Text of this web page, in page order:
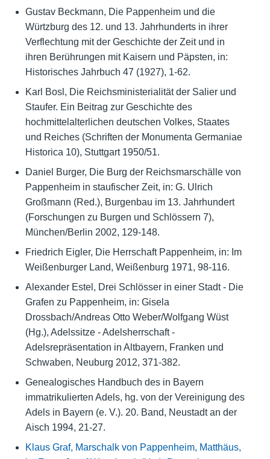
Gustav Beckmann, Die Pappenheim und die
Würtzburg des 12. und 13. Jahrhunderts in ihrer
Verflechtung mit der Geschichte der Zeit und in
ihren Berührungen mit Kaisern und Päpsten, in:
Historisches Jahrbuch 47 (1927), 1-62.
Karl Bosl, Die Reichsministerialität der Salier und
Staufer. Ein Beitrag zur Geschichte des
hochmittelalterlichen deutschen Volkes, Staates
und Reiches (Schriften der Monumenta Germaniae
Historica 10), Stuttgart 1950/51.
Daniel Burger, Die Burg der Reichsmarschälle von
Pappenheim in staufischer Zeit, in: G. Ulrich
Großmann (Red.), Burgenbau im 13. Jahrhundert
(Forschungen zu Burgen und Schlössern 7),
München/Berlin 2002, 129-148.
Friedrich Eigler, Die Herrschaft Pappenheim, in: Im
Weißenburger Land, Weißenburg 1971, 98-116.
Alexander Estel, Drei Schlösser in einer Stadt - Die
Grafen zu Pappenheim, in: Gisela
Drossbach/Andreas Otto Weber/Wolfgang Wüst
(Hg.), Adelssitze - Adelsherrschaft -
Adelsrepräsentation in Altbayern, Franken und
Schwaben, Neuburg 2012, 371-382.
Genealogisches Handbuch des in Bayern
immatrikulierten Adels, hg. von der Vereinigung des
Adels in Bayern (e. V.). 20. Band, Neustadt an der
Aisch 1994, 21-27.
Klaus Graf, Marschalk von Pappenheim, Matthäus,